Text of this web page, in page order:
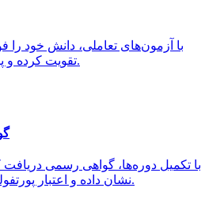
با آزمون‌های تعاملی، دانش خود را
تقویت کرده و پیشرفتتان را پیگیری کنید.
با تکمیل دوره‌ها، گواهی رسمی دریافت
نشان داده و اعتبار پورتفولیوی خود را افزایش دهید.